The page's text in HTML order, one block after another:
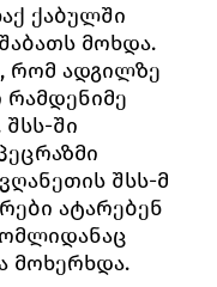
ქაბულში
მოხდა.
რომ ადგილზე
რამდენიმე
ში
შსს-მ
ატარებენ
მოხერხდა.